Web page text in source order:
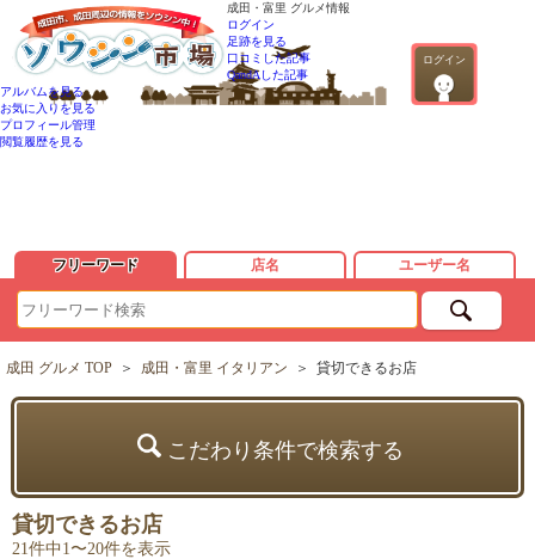
成田・富里 グルメ情報
ログイン
ログイン
足跡を見る
口コミした記事
QandAした記事
アルバムを見る
お気に入りを見る
プロフィール管理
閲覧履歴を見る
フリーワード 店名 ユーザー名
成田 グルメ TOP ＞ 成田・富里 イタリアン ＞ 貸切できるお店
こだわり条件で検索する
貸切できるお店
21件中1〜20件を表示